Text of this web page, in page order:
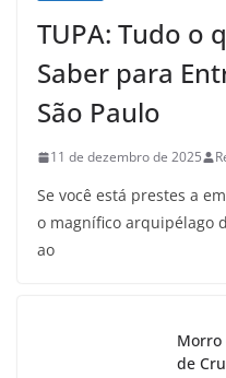
TUPA: Tudo o
Saber para
São Paulo
11 de dezembro de 2025
Se você está prestes a
o magnífico arquipélago
ao
Morro
de